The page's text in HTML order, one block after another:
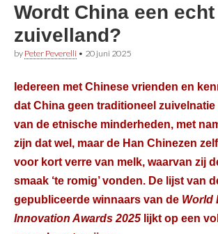
Wordt China een echt
zuivelland?
by Peter Peverelli • 20 juni 2025
Iedereen met Chinese vrienden en
dat China geen traditioneel zuivelnatie
van de etnische minderheden, met
zijn dat wel, maar de Han Chinezen
voor kort verre van melk, waarvan zij
smaak ‘te romig’ vonden. De lijst van
gepubliceerde winnaars van de World
Innovation Awards 2025 lijkt op een